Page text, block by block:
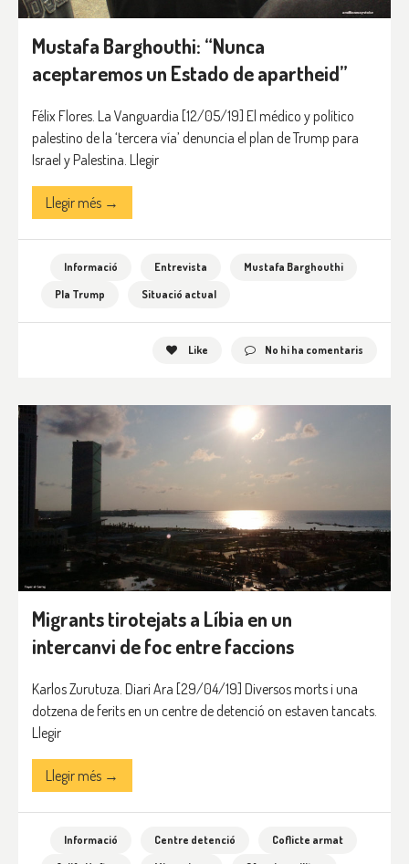
Mustafa Barghouthi: “Nunca
aceptaremos un Estado de apartheid”
Félix Flores. La Vanguardia [12/05/19] El médico y político
palestino de la ‘tercera vía’ denuncia el plan de Trump para
Israel y Palestina. Llegir
Llegir més →
Informació Entrevista
Mustafa Barghouthi
Pla Trump
Situació actual
Like No hi ha comentaris
Migrants tirotejats a Líbia en un
intercanvi de foc entre faccions
Karlos Zurutuza. Diari Ara [29/04/19] Diversos morts i una
dotzena de ferits en un centre de detenció on estaven tancats.
Llegir
Llegir més →
Informació Centre detenció
Coflicte armat